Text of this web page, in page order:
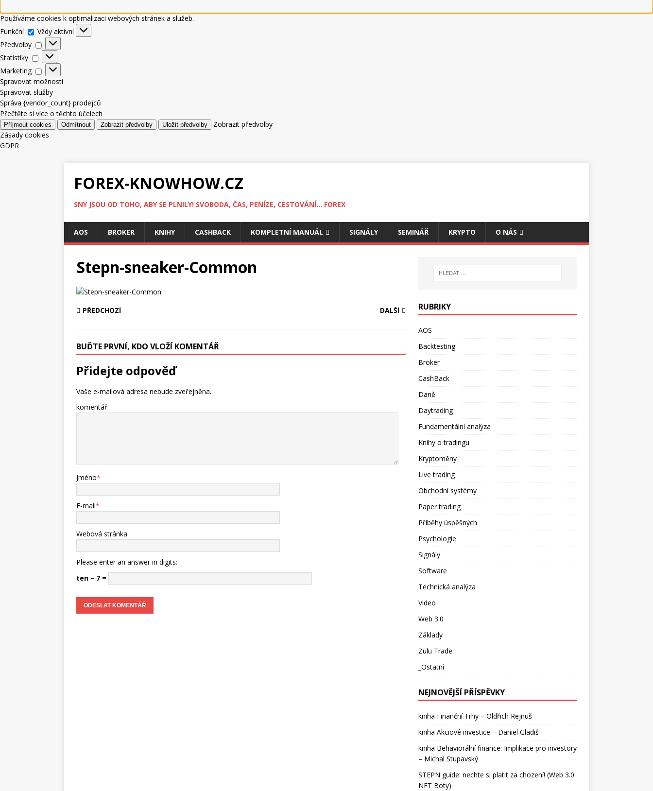
Používáme cookies k optimalizaci webových stránek a služeb.
Funkční
Vždy aktivní
Předvolby
Statistiky
Marketing
Spravovat možnosti
Spravovat služby
Správa {vendor_count} prodejců
Přečtěte si více o těchto účelech
Příjmout cookies Odmítnout Zobrazit předvolby Uložit předvolby
Zobrazit předvolby
Zásady cookies
GDPR
FOREX-KNOWHOW.CZ
SNY JSOU OD TOHO, ABY SE PLNILY! SVOBODA, ČAS, PENÍZE, CESTOVÁNÍ... FOREX
AOS BROKER KNIHY CASHBACK KOMPLETNÍ MANUÁL SIGNÁLY SEMINÁŘ KRYPTO O NÁS
Stepn-sneaker-Common
PŘEDCHOZÍ DALŠÍ
BUĎTE PRVNÍ, KDO VLOŽÍ KOMENTÁŘ
Přidejte odpověď
Vaše e-mailová adresa nebude zveřejněna.
komentář
Jméno*
E-mail*
Webová stránka
Please enter an answer in digits:
ten − 7 =
RUBRIKY
AOS
Backtesting
Broker
CashBack
Daně
Daytrading
Fundamentální analýza
Knihy o tradingu
Kryptoměny
Live trading
Obchodní systémy
Paper trading
Příběhy úspěšných
Psychologie
Signály
Software
Technická analýza
Video
Web 3.0
Základy
Zulu Trade
_Ostatní
NEJNOVĚJŠÍ PŘÍSPĚVKY
kniha Finanční Trhy – Oldřich Rejnuš
kniha Akciové investice – Daniel Gladiš
kniha Behaviorální finance: Implikace pro investory
– Michal Stupavský
STEPN guide: nechte si platit za chození! (Web 3.0
NFT Boty)